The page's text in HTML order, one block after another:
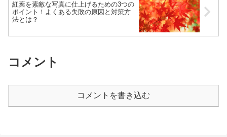
紅葉を素敵な写真に仕上げるための3つの
ポイント！よくある失敗の原因と対策方
法とは？
コメント
コメントを書き込む